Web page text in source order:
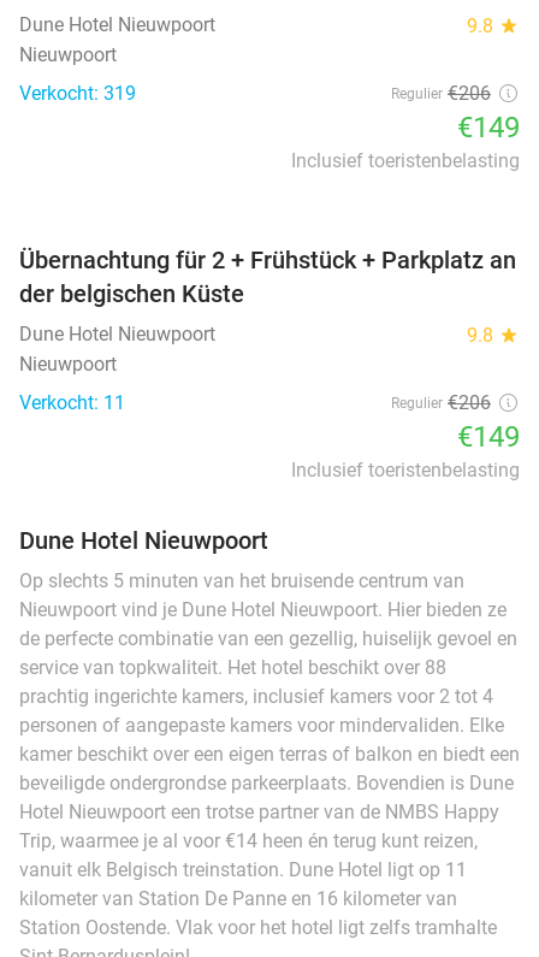
Dune Hotel Nieuwpoort 9.8 star
Nieuwpoort
Verkocht: 319
Regulier €206
€149
Inclusief toeristenbelasting
Übernachtung für 2 + Frühstück + Parkplatz an
der belgischen Küste
Dune Hotel Nieuwpoort 9.8 star
Nieuwpoort
Verkocht: 11
Regulier €206
€149
Inclusief toeristenbelasting
Dune Hotel Nieuwpoort
Op slechts 5 minuten van het bruisende centrum van
Nieuwpoort vind je Dune Hotel Nieuwpoort. Hier bieden ze
de perfecte combinatie van een gezellig, huiselijk gevoel en
service van topkwaliteit. Het hotel beschikt over 88
prachtig ingerichte kamers, inclusief kamers voor 2 tot 4
personen of aangepaste kamers voor mindervaliden. Elke
kamer beschikt over een eigen terras of balkon en biedt een
beveiligde ondergrondse parkeerplaats. Bovendien is Dune
Hotel Nieuwpoort een trotse partner van de NMBS Happy
Trip, waarmee je al voor €14 heen én terug kunt reizen,
vanuit elk Belgisch treinstation. Dune Hotel ligt op 11
kilometer van Station De Panne en 16 kilometer van
Station Oostende. Vlak voor het hotel ligt zelfs tramhalte